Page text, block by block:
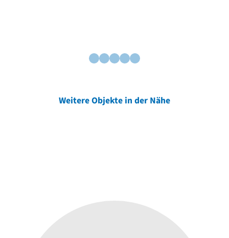
Weitere Objekte in der Nähe